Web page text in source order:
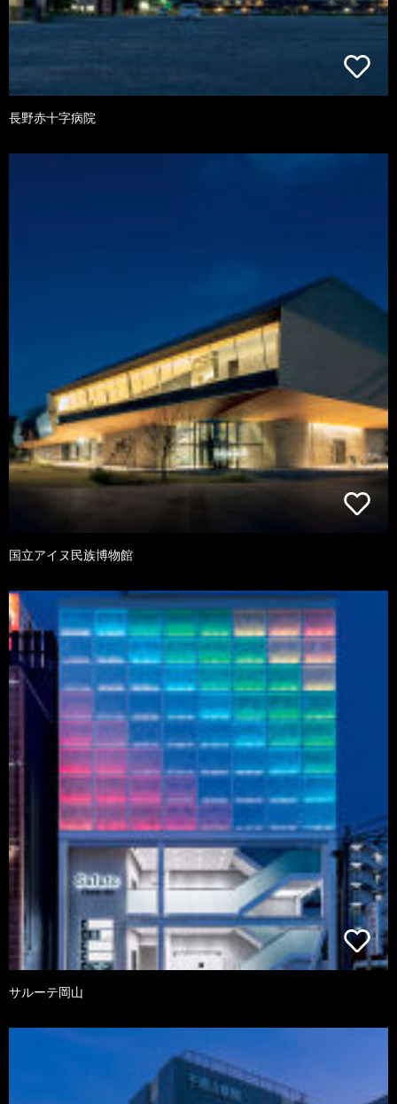
長野赤十字病院
国立アイヌ民族博物館
サルーテ岡山